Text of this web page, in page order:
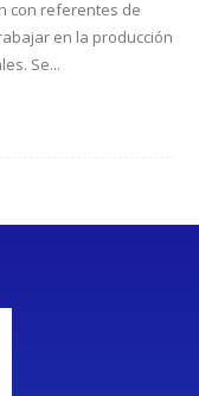
con referentes de
en la producción
Se...